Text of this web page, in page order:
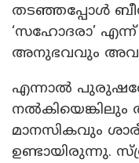
തടഞ്ഞപ്പോൾ
‘സഹോദരാ’ എന്ന്
അനുഭവവും
എന്നാൽ
നൽകിയെങ്കിലും
മാനസികവും
ഉണ്ടായിരുന്നു.